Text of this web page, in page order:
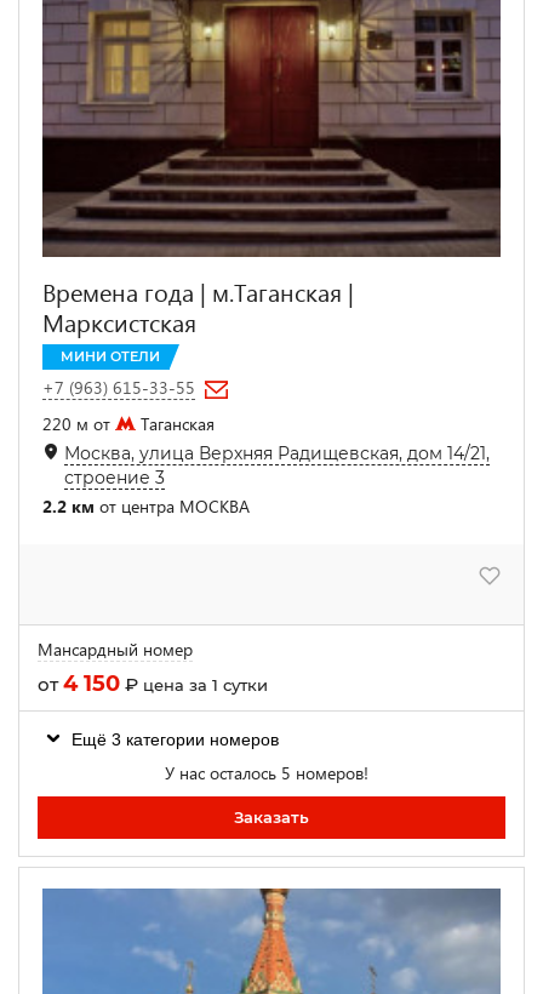
Времена года | м.Таганская |
Марксистская
МИНИ ОТЕЛИ
+7 (963) 615-33-55
220 м от
Таганская
Москва, улица Верхняя Радищевская, дом 14/21,
строение 3
2.2 км от центра МОСКВА
Мансардный номер
от4 150 ₽ цена за 1 сутки
Ещё 3 категории номеров
У нас осталось 5 номеров!
Заказать